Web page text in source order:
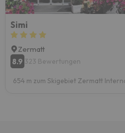
Simi
Zermatt
8.9 323 Bewertungen
654 m zum Skigebiet Zermatt